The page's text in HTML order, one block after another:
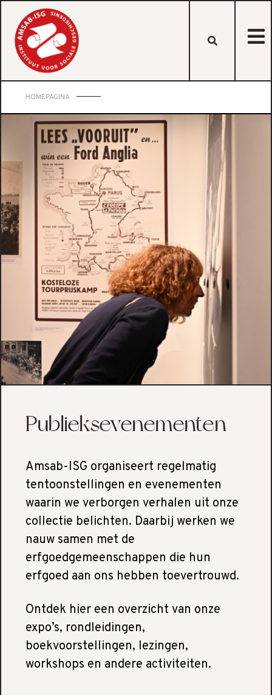
HOMEPAGINA
Publieksevenementen
Amsab-ISG organiseert regelmatig
tentoonstellingen en evenementen
waarin we verborgen verhalen uit onze
collectie belichten. Daarbij werken we
nauw samen met de
erfgoedgemeenschappen die hun
erfgoed aan ons hebben toevertrouwd.
Ontdek hier een overzicht van onze
expo’s, rondleidingen,
boekvoorstellingen, lezingen,
workshops en andere activiteiten.